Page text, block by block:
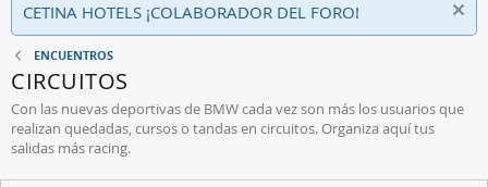
CETINA HOTELS ¡COLABORADOR DEL FORO!
ENCUENTROS
CIRCUITOS
Con las nuevas deportivas de BMW cada vez son más los usuarios que
realizan quedadas, cursos o tandas en circuitos. Organiza aquí tus
salidas más racing.